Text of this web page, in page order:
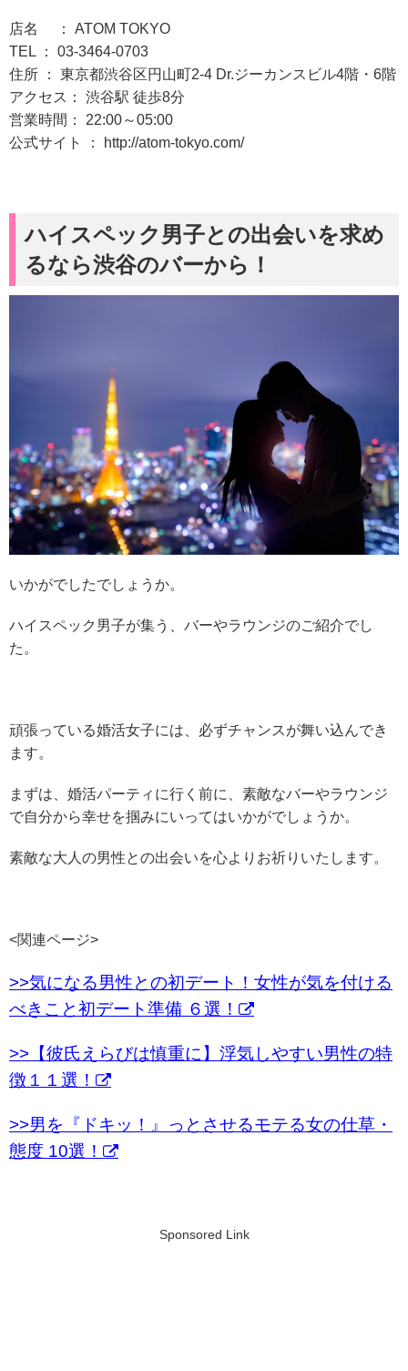
店名 ： ATOM TOKYO
TEL ： 03-3464-0703
住所 ： 東京都渋谷区円山町2-4 Dr.ジーカンスビル4階・6階
アクセス： 渋谷駅 徒歩8分
営業時間： 22:00～05:00
公式サイト ： http://atom-tokyo.com/
ハイスペック男子との出会いを求め
るなら渋谷のバーから！
いかがでしたでしょうか。
ハイスペック男子が集う、バーやラウンジのご紹介でし
た。
頑張っている婚活女子には、必ずチャンスが舞い込んでき
ます。
まずは、婚活パーティに行く前に、素敵なバーやラウンジ
で自分から幸せを掴みにいってはいかがでしょうか。
素敵な大人の男性との出会いを心よりお祈りいたします。
<関連ページ>
>>気になる男性との初デート！女性が気を付ける
べきこと初デート準備 ６選！
>>【彼氏えらびは慎重に】浮気しやすい男性の特
徴１１選！
>>男を『ドキッ！』っとさせるモテる女の仕草・
態度 10選！
Sponsored Link